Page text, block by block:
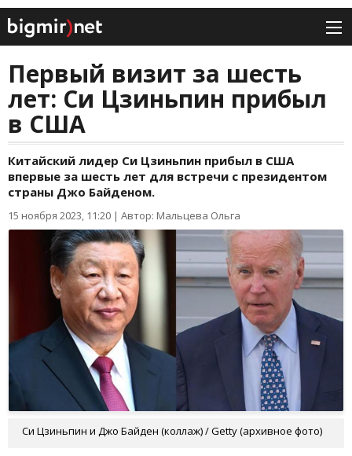
Первый визит за шесть
лет: Си Цзиньпин прибыл
в США
Китайский лидер Си Цзиньпин прибыл в США
впервые за шесть лет для встречи с президентом
страны Джо Байденом.
15 ноября 2023, 11:20 | Автор: Мальцева Ольга
Си Цзиньпин и Джо Байден (коллаж) / Getty (архивное фото)